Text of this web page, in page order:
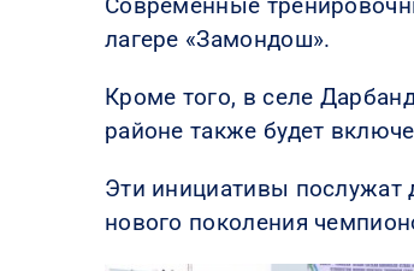
лагере «Замондош».
Кроме того, в селе
районе также будет
Эти инициативы послужат
нового поколения